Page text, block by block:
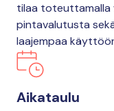
tilaa toteuttamalla
pintavalutusta
laajempaa
Aikataulu